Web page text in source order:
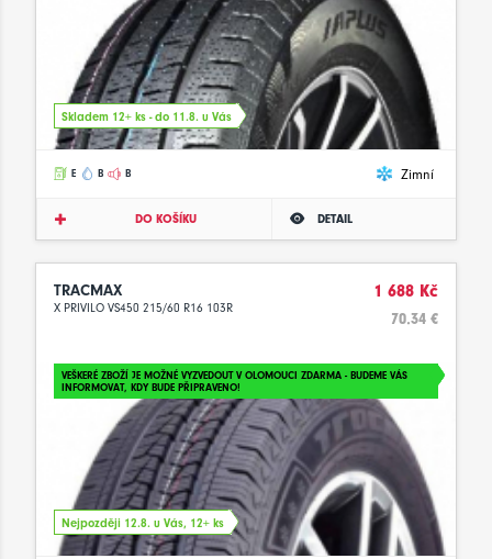
Skladem 12+ ks - do 11.8. u Vás
E B B Zimní
DO KOŠÍKU DETAIL
TRACMAX
X PRIVILO VS450 215/60 R16 103R
1 688 Kč
70.34 €
VEŠKERÉ ZBOŽÍ JE MOŽNÉ VYZVEDOUT V OLOMOUCI ZDARMA - BUDEME VÁS
INFORMOVAT, KDY BUDE PŘIPRAVENO!
Nejpozději 12.8. u Vás, 12+ ks